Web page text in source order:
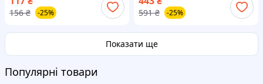
156 ₴ -25% 591 ₴ -25%
Показати ще
Популярні товари